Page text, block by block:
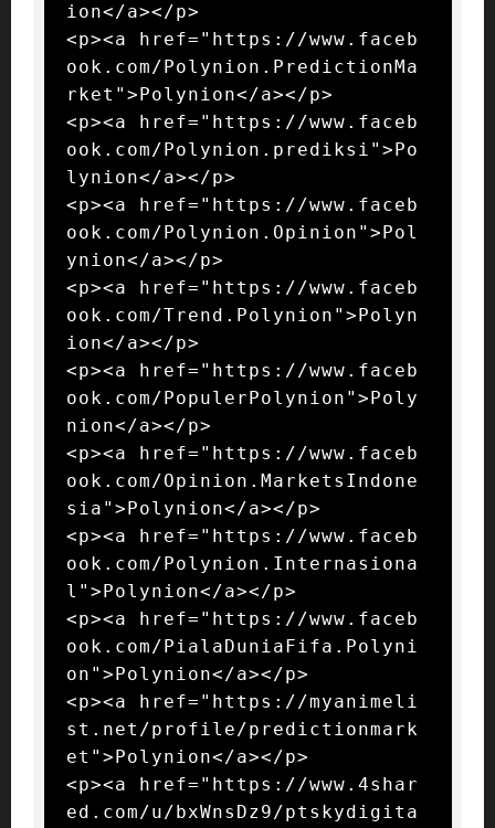
ion</a></p>
<p><a href="https://www.faceb
ook.com/Polynion.PredictionMa
rket">Polynion</a></p>
<p><a href="https://www.faceb
ook.com/Polynion.prediksi">Po
lynion</a></p>
<p><a href="https://www.faceb
ook.com/Polynion.Opinion">Pol
ynion</a></p>
<p><a href="https://www.faceb
ook.com/Trend.Polynion">Polyn
ion</a></p>
<p><a href="https://www.faceb
ook.com/PopulerPolynion">Poly
nion</a></p>
<p><a href="https://www.faceb
ook.com/Opinion.MarketsIndone
sia">Polynion</a></p>
<p><a href="https://www.faceb
ook.com/Polynion.Internasiona
l">Polynion</a></p>
<p><a href="https://www.faceb
ook.com/PialaDuniaFifa.Polyni
on">Polynion</a></p>
<p><a href="https://myanimeli
st.net/profile/predictionmark
et">Polynion</a></p>
<p><a href="https://www.4shar
ed.com/u/bxWnsDz9/ptskydigita